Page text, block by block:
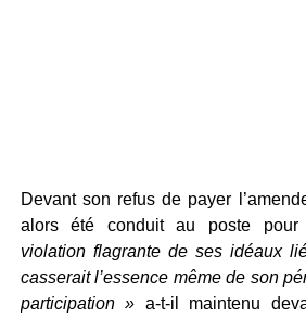
Devant son refus de payer
alors été conduit au poste pour
violation flagrante de ses idéaux
casserait l’essence même de son
participation » a-t-il maintenu